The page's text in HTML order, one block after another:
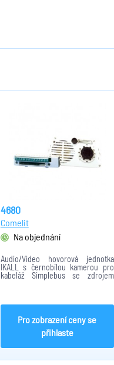
4680
Comelit
Na objednání
Audio/Video hovorová jednotka
IKALL s černobílou kamerou pro
kabeláž Simplebus se zdrojem
Pro zobrazení ceny se
přihlaste